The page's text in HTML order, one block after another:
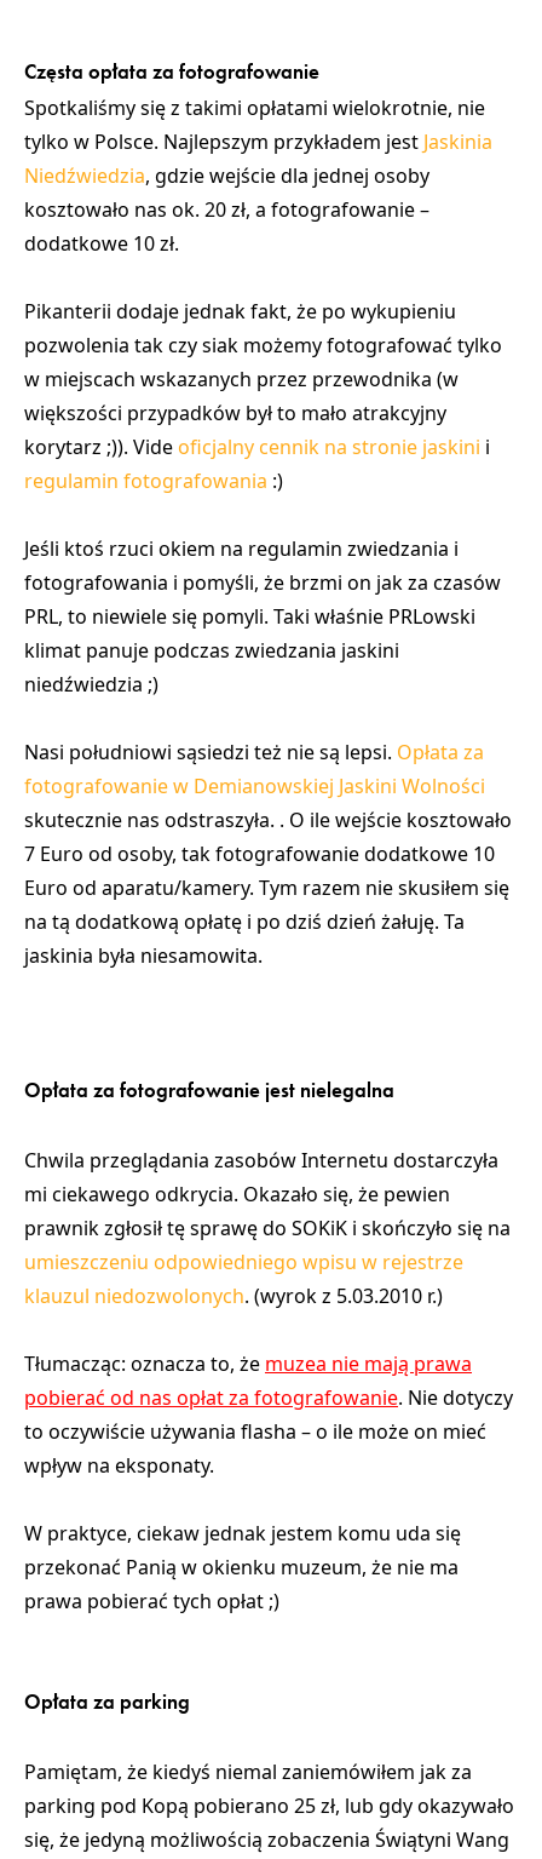
Częsta opłata za fotografowanie
Spotkaliśmy się z takimi opłatami wielokrotnie, nie
tylko w Polsce. Najlepszym przykładem jest Jaskinia
Niedźwiedzia, gdzie wejście dla jednej osoby
kosztowało nas ok. 20 zł, a fotografowanie –
dodatkowe 10 zł.
Pikanterii dodaje jednak fakt, że po wykupieniu
pozwolenia tak czy siak możemy fotografować tylko
w miejscach wskazanych przez przewodnika (w
większości przypadków był to mało atrakcyjny
korytarz ;)). Videoficjalny cennik na stronie jaskini i
regulamin fotografowania :)
Jeśli ktoś rzuci okiem na regulamin zwiedzania i
fotografowania i pomyśli, że brzmi on jak za czasów
PRL, to niewiele się pomyli. Taki właśnie PRLowski
klimat panuje podczas zwiedzania jaskini
niedźwiedzia ;)
Nasi południowi sąsiedzi też nie są lepsi. Opłata za
fotografowanie w Demianowskiej Jaskini Wolności
skutecznie nas odstraszyła. . O ile wejście kosztowało
7 Euro od osoby, tak fotografowanie dodatkowe 10
Euro od aparatu/kamery. Tym razem nie skusiłem się
na tą dodatkową opłatę i po dziś dzień żałuję. Ta
jaskinia była niesamowita.
Opłata za fotografowanie jest nielegalna
Chwila przeglądania zasobów Internetu dostarczyła
mi ciekawego odkrycia. Okazało się, że pewien
prawnik zgłosił tę sprawę do SOKiK i skończyło się na
umieszczeniu odpowiedniego wpisu w rejestrze
klauzul niedozwolonych. (wyrok z 5.03.2010 r.)
Tłumacząc: oznacza to, że muzea nie mają prawa
pobierać od nas opłat za fotografowanie. Nie dotyczy
to oczywiście używania flasha – o ile może on mieć
wpływ na eksponaty.
W praktyce, ciekaw jednak jestem komu uda się
przekonać Panią w okienku muzeum, że nie ma
prawa pobierać tych opłat ;)
Opłata za parking
Pamiętam, że kiedyś niemal zaniemówiłem jak za
parking pod Kopą pobierano 25 zł, lub gdy okazywało
się, że jedyną możliwością zobaczenia Świątyni Wang